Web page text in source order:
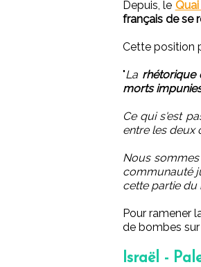
Depuis, le
français de se
Cette position
"La rhétorique
morts
Ce qui s'est
entre les deux
Nous
communauté
cette partie du
Pour ramener
de bombes
Israël -